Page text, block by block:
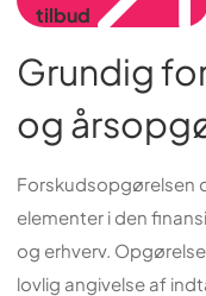
tilbud
Grundig
og
Forskudsopgørelsen
elementer i den
og erhverv.
lovlig angivelse af